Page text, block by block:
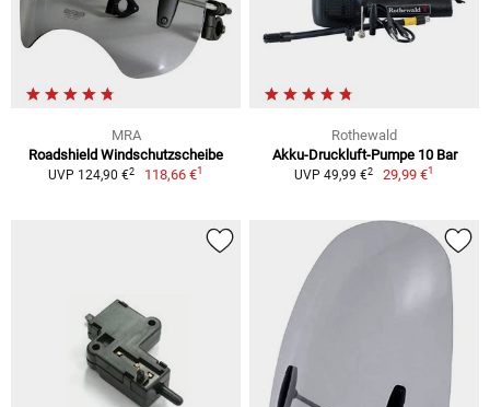
MRA
Roadshield Windschutzscheibe
UVP 124,90 €2 118,66 €1
Rothewald
Akku-Druckluft-Pumpe 10 Bar
UVP 49,99 €2 29,99 €1